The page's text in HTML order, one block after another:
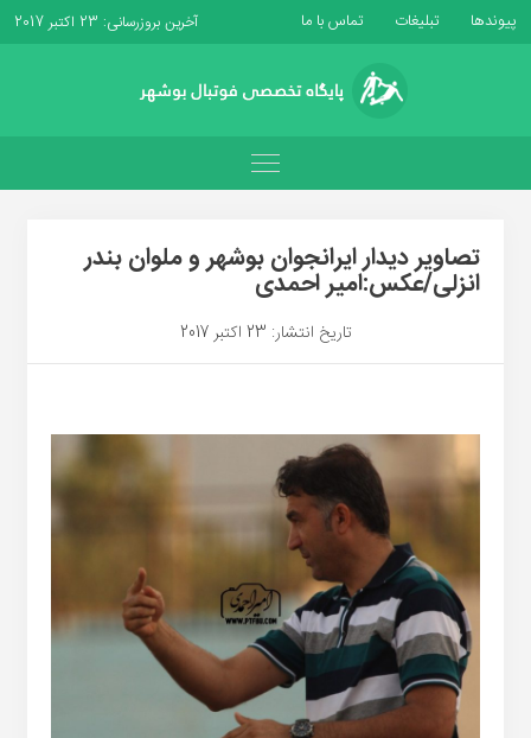
پیوندها تبلیغات تماس با ما آخرین بروزرسانی: 23 اکتبر 2017
تصاویر دیدار ایرانجوان بوشهر و ملوان بندر
انزلی/عکس:امیر احمدی
تاریخ انتشار: 23 اکتبر 2017